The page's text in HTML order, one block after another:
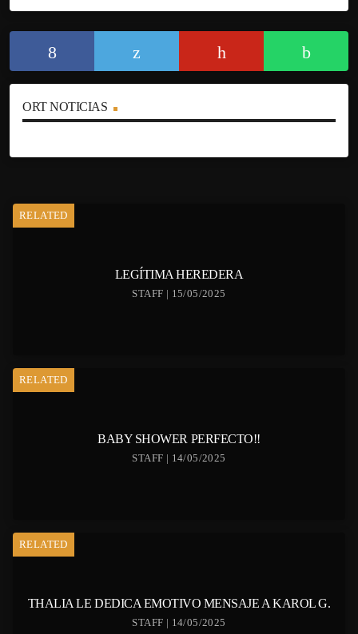
ORT NOTICIAS
RELATED
LEGÍTIMA HEREDERA
STAFF | 15/05/2025
RELATED
BABY SHOWER PERFECTO!!
STAFF | 14/05/2025
RELATED
THALIA LE DEDICA EMOTIVO MENSAJE A KAROL G.
STAFF | 14/05/2025